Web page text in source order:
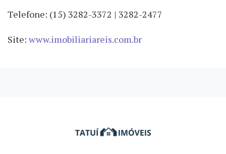
Telefone: (15) 3282-3372 | 3282-2477
Site: www.imobiliariareis.com.br